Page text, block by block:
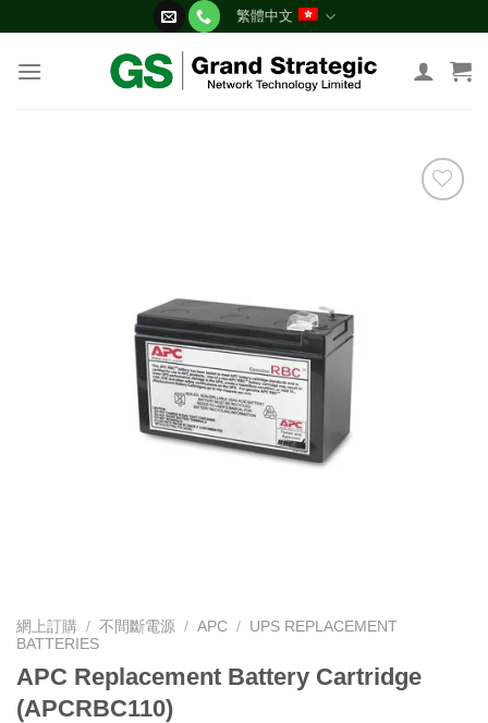
content
繁體中文
網上訂購 / 不間斷電源 / APC / UPS REPLACEMENT
BATTERIES
APC Replacement Battery Cartridge
(APCRBC110)